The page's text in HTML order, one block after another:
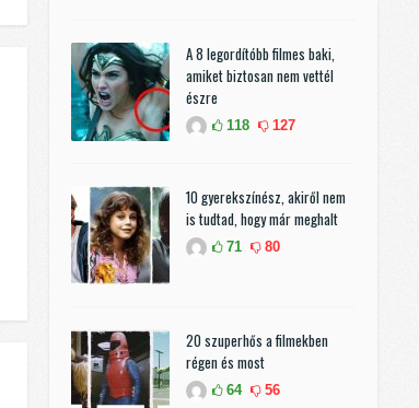
A 8 legordítóbb filmes baki,
amiket biztosan nem vettél
észre
118 127
10 gyerekszínész, akiről nem
is tudtad, hogy már meghalt
71 80
20 szuperhős a filmekben
régen és most
64 56